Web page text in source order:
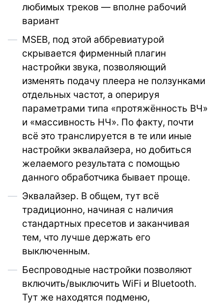
любимых треков — вполне рабочий
вариант
MSEB, под этой аббревиатурой
скрывается фирменный плагин
настройки звука, позволяющий
изменять подачу плеера не ползунками
отдельных частот, а оперируя
параметрами типа «протяжённость ВЧ»
и «массивность НЧ». По факту, почти
всё это транслируется в те или иные
настройки эквалайзера, но добиться
желаемого результата с помощью
данного обработчика бывает проще.
Эквалайзер. В общем, тут всё
традиционно, начиная с наличия
стандартных пресетов и заканчивая
тем, что лучше держать его
выключенным.
Беспроводные настройки позволяют
включить/выключить WiFi и Bluetooth.
Тут же находятся подменю,